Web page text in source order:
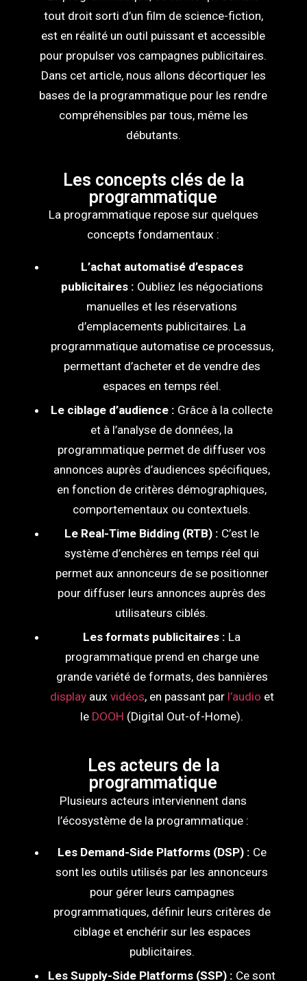
tout droit sorti d’un film de science-fiction,
est en réalité un outil puissant et accessible
pour propulser vos campagnes publicitaires.
Dans cet article, nous allons décortiquer les
bases de la programmatique pour les rendre
compréhensibles par tous, même les
débutants.
Les concepts clés de la
programmatique
La programmatique repose sur quelques
concepts fondamentaux :
L’achat automatisé d’espaces
publicitaires : Oubliez les négociations
manuelles et les réservations
d’emplacements publicitaires. La
programmatique automatise ce processus,
permettant d’acheter et de vendre des
espaces en temps réel.
Le ciblage d’audience : Grâce à la collecte
et à l’analyse de données, la
programmatique permet de diffuser vos
annonces auprès d’audiences spécifiques,
en fonction de critères démographiques,
comportementaux ou contextuels.
Le Real-Time Bidding (RTB) : C’est le
système d’enchères en temps réel qui
permet aux annonceurs de se positionner
pour diffuser leurs annonces auprès des
utilisateurs ciblés.
Les formats publicitaires : La
programmatique prend en charge une
grande variété de formats, des bannières
displayaux vidéos, en passant par l’audio et
le DOOH (Digital Out-of-Home).
Les acteurs de la
programmatique
Plusieurs acteurs interviennent dans
l’écosystème de la programmatique :
Les Demand-Side Platforms (DSP) : Ce
sont les outils utilisés par les annonceurs
pour gérer leurs campagnes
programmatiques, définir leurs critères de
ciblage et enchérir sur les espaces
publicitaires.
Les Supply-Side Platforms (SSP) : Ce sont